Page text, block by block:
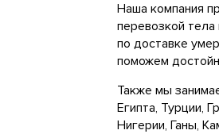
Наша компания
перевозкой
по доставке
поможем
Также мы
Египта, Турции,
Нигерии, Ганы,